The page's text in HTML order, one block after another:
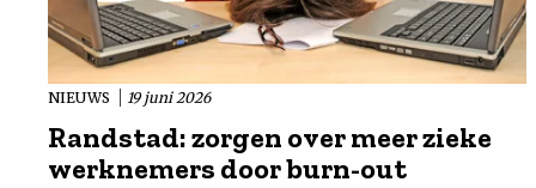
NIEUWS 19 juni 2026
Randstad: zorgen over meer zieke
werknemers door burn-out